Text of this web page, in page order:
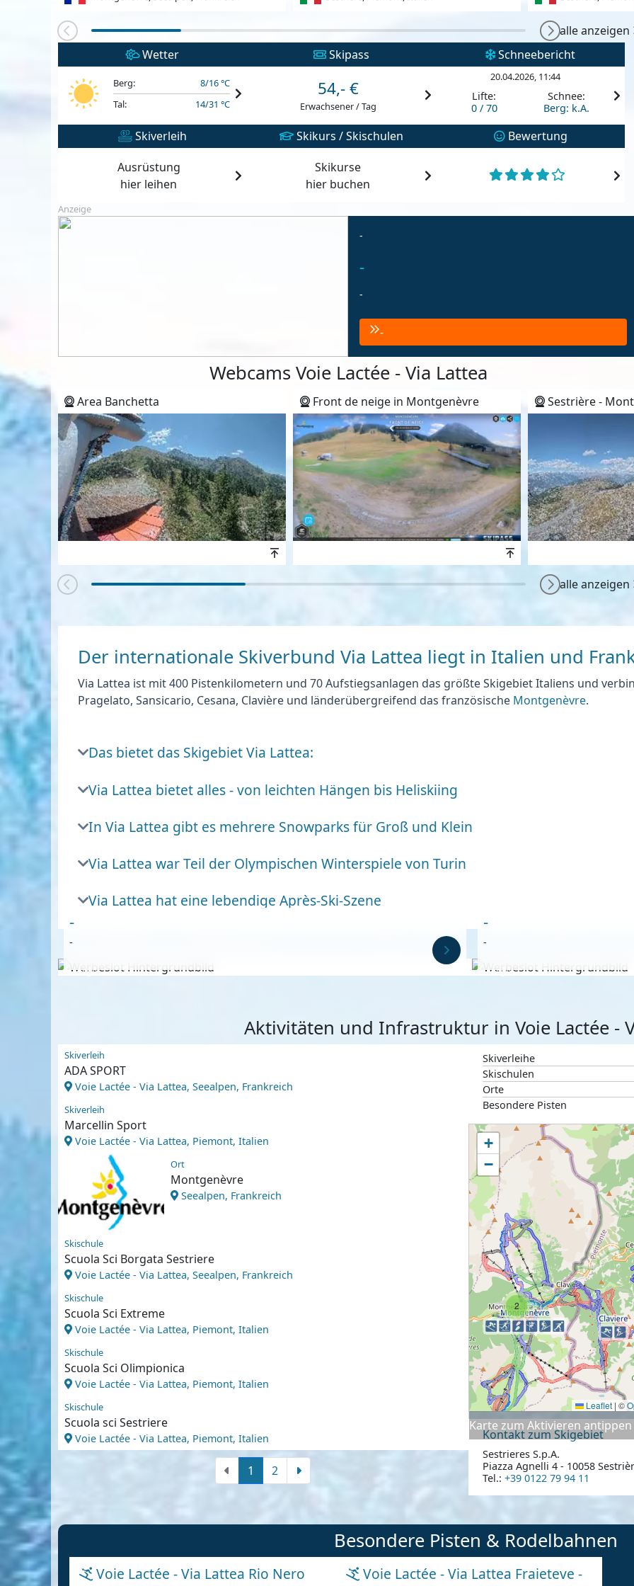
alle anzeigen
Wetter
Berg:
8/16 °C
Tal:
14/31 °C
Skipass
54,- €
Erwachsener / Tag
Schneebericht
20.04.2026, 11:44
Lifte:
0 / 70
Schnee:
Berg: k.A.
Skiverleih
Ausrüstung
hier leihen
Skikurs / Skischulen
Skikurse
hier buchen
Bewertung
Anzeige
-
-
-
-
Webcams Voie Lactée - Via Lattea
Area Banchetta
Höhenwert
Front de neige in Montgenèvre
Höhenwert
Sestrière -
alle anzeigen
Der internationale Skiverbund Via Lattea liegt in Italien und
Via Lattea ist mit 400 Pistenkilometern und 70 Aufstiegsanlagen das größte Skigebiet Italiens und
Pragelato, Sansicario, Cesana, Clavière und länderübergreifend das französische Montgenèvre.
Das bietet das Skigebiet Via Lattea:
Via Lattea bietet alles - von leichten Hängen bis Heliskiing
In Via Lattea gibt es mehrere Snowparks für Groß und Klein
Via Lattea war Teil der Olympischen Winterspiele von Turin
Via Lattea hat eine lebendige Après-Ski-Szene
Anzeige
-
-
Anzeige
-
-
Aktivitäten und Infrastruktur in Voie Lactée -
Skiverleih
ADA SPORT
Voie Lactée - Via Lattea, Seealpen, Frankreich
Skiverleih
Marcellin Sport
Voie Lactée - Via Lattea, Piemont, Italien
Ort
Montgenèvre
Seealpen, Frankreich
Skischule
Scuola Sci Borgata Sestriere
Voie Lactée - Via Lattea, Seealpen, Frankreich
Skischule
Scuola Sci Extreme
Voie Lactée - Via Lattea, Piemont, Italien
Skischule
Scuola Sci Olimpionica
Voie Lactée - Via Lattea, Piemont, Italien
Skischule
Scuola sci Sestriere
Voie Lactée - Via Lattea, Piemont, Italien
1 2
Skiverleihe
Skischulen
Orte
Besondere Pisten
2
+
−
Leaflet | ©
Karte zum Aktivieren antippen
Kontakt zum Skigebiet
Sestrieres S.p.A.
Piazza Agnelli 4 - 10058
Tel.: +39 0122 79 94 11
Besondere Pisten & Rodelbahnen
Voie Lactée - Via Lattea Rio Nero
Voie Lactée - Via Lattea Fraieteve -